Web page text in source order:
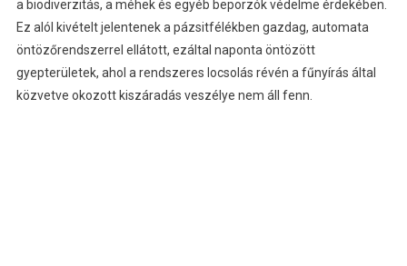
a biodiverzitás, a méhek és egyéb beporzók védelme érdekében.
Ez alól kivételt jelentenek a pázsitfélékben gazdag, automata
öntözőrendszerrel ellátott, ezáltal naponta öntözött
gyepterületek, ahol a rendszeres locsolás révén a fűnyírás által
közvetve okozott kiszáradás veszélye nem áll fenn.